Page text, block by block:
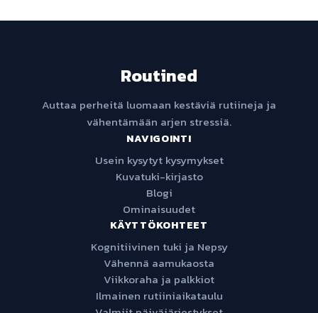
Routined
Auttaa perheitä luomaan kestäviä rutiineja ja
vähentämään arjen stressiä.
NAVIGOINTI
Usein kysytyt kysymykset
Kuvatuki-kirjasto
Blogi
Ominaisuudet
KÄYTTÖKOHTEET
Kognitiivinen tuki ja Nepsy
Vähennä aamukaosta
Viikkoraha ja palkkiot
Ilmainen rutiiniaikataulu